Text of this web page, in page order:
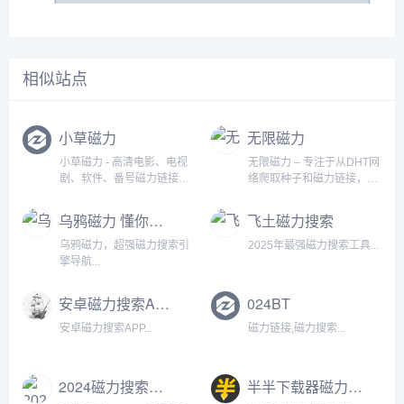
相似站点
小草磁力
小草磁力 - 高清电影、电视
剧、软件、番号磁力链接搜
无限磁力
无限磁力 – 专注于从DHT网
络爬取种子和磁力链接，目
接，资源涵盖了电影、电视
剧、音乐、图书、图片、综
艺、软件、动漫、教程、游
乌鸦磁力 懂你的磁力链接搜索引擎
乌鸦磁力，超强磁力搜索引
擎导航...
飞土磁力搜索
2025年最强磁力搜索工具...
安卓磁力搜索APP
安卓磁力搜索APP...
024BT
磁力链接,磁力搜索...
2024磁力搜索大全 半半下载器磁力下载